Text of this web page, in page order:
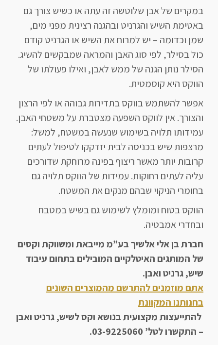
במקרים של אבן שלוטשה זה עתה או כשיש צורך גם
באטימת השיש והגרניט ובהגנה רצינית מפני מים,
שמן וכדומה – יש למרוח את השיש או הגרניט קודם
כול בסילר, לפי סוג האבן והמראה שמבקשים להשיג.
הסילר נותן הגנה של ממש לאבן, ואילו פעולתו של
הווקס היא קוסמטית.
אפשר להשתמש בווקס בתדירות גבוהה או לפי הרצון
והצורך. אין לווקס השפעה מצטברת על משטחי האבן.
עמידותו תלויה בשימוש שנעשה במשטח, למשל:
מרצפות שיש בכניסה לבית יזדקקו לטיפול לעתים
קרובות יותר מאשר ריצוף בפינה מרוחקת שדורכים
עליה לעתים רחוקות. עמידות של הווקס תלויה גם
בחומרי הניקוי שבהם מנקים את המשטח.
הווקס בטוח ומומלץ לשימוש גם בשיש במטבח
ובחדרי אמבטיה.
חברת בן אלי אלשיך בע”מ מייבאת ומשווקת וקסים
של המותגים האיטלקיים המובילים בתחום עיבוד
שיש, גרניט ואבן.
אתם מוזמנים להתרשם מהמוצרים השונים
בחנותנו המקוונת
להתייעצות מקצועית בנושא וקס לשיש, גרניט ואבן
– התקשרו לטל’ 03-9225060.